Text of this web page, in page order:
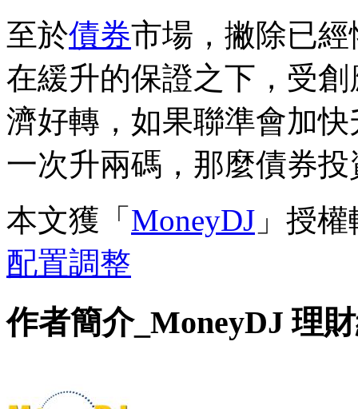
至於債券市場，撇除已
在緩升的保證之下，受
濟好轉，如果聯準會加
一次升兩碼，那麼債券
本文獲「 MoneyDJ 」授
配置調整
作者簡介_MoneyDJ 理